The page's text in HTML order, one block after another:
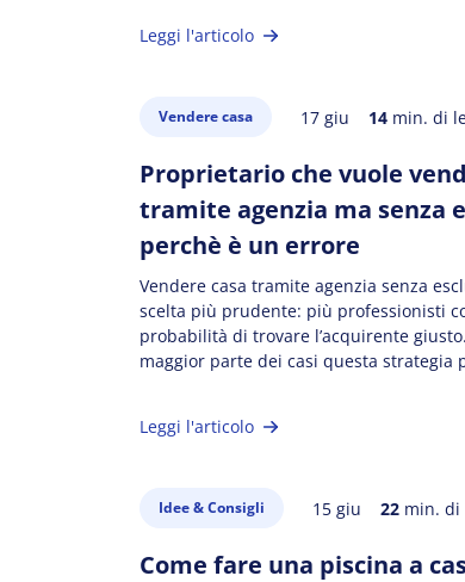
vespaio e a […]
Leggi l'articolo
Vendere casa 17 giu 14 min. di
Proprietario che vuole
tramite agenzia ma senza
perchè è un errore
Vendere casa tramite agenzia senza
scelta più prudente: più professionisti
probabilità di trovare l’acquirente
maggior parte dei casi questa strategia
posizione negoziale del proprietario. In
Leggi l'articolo
Idee & Consigli 15 giu 22 min.
Come fare una piscina a